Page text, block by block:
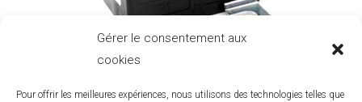
Gérer le consentement aux
cookies
Pour offrir les meilleures expériences, nous utilisons des technologies telles que